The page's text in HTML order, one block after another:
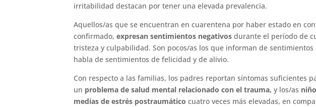
irritabilidad destacan por tener una elevada prevalencia.
Aquellos/as que se encuentran en cuarentena por haber estado en
confirmado,expresan sentimientos negativos durante el período de
tristeza y culpabilidad. Son pocos/as los que informan de
habla de sentimientos de felicidad y de alivio.
Con respecto a las familias, los padres reportan síntomas suficientes
un problema de salud mental relacionado con el trauma, y los/as
medias de estrés postraumático cuatro veces más elevadas, en